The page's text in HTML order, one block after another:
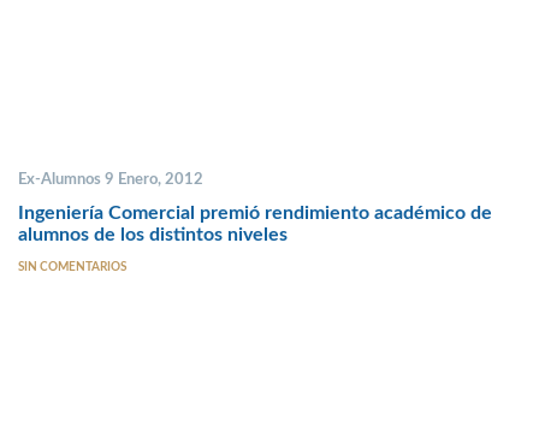
Ex-Alumnos 9 Enero, 2012
Ingeniería Comercial premió rendimiento académico de
alumnos de los distintos niveles
SIN COMENTARIOS